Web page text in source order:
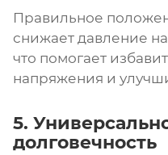
Правильное
снижает давление
что помогает
напряжения и
5.
долговечность